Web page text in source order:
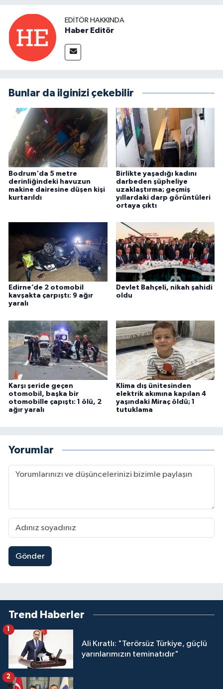
EDITÖR HAKKINDA
Haber Editör
Bunlar da ilginizi çekebilir
Bodrum'da 5 metre
derinliğindeki havuzun
makine dairesine düşen kişi
kurtarıldı
Birlikte yaşadığı kadını
darbeden şüpheliye
uzaklaştırma; geçmiş
yıllardaki darp görüntüleri
ortaya çıktı
Edirne’de 2 otomobil
kavşakta çarpıştı: 9 ağır
yaralı
Devlet Bahçeli, nikah şahidi
oldu
Karşı şeride geçen
otomobil, başka bir
otomobille çapıştı: 1 ölü, 2
ağır yaralı
Klima dış ünitesinden
elektrik akımına kapılan 4
yaşındaki Miraç öldü; 1
tutuklama
Yorumlar
Gönder
Trend Haberler
Ali Kıratlı: "Terörsüz Türkiye, güçlü
yarınlarımızın teminatıdır"
1
2